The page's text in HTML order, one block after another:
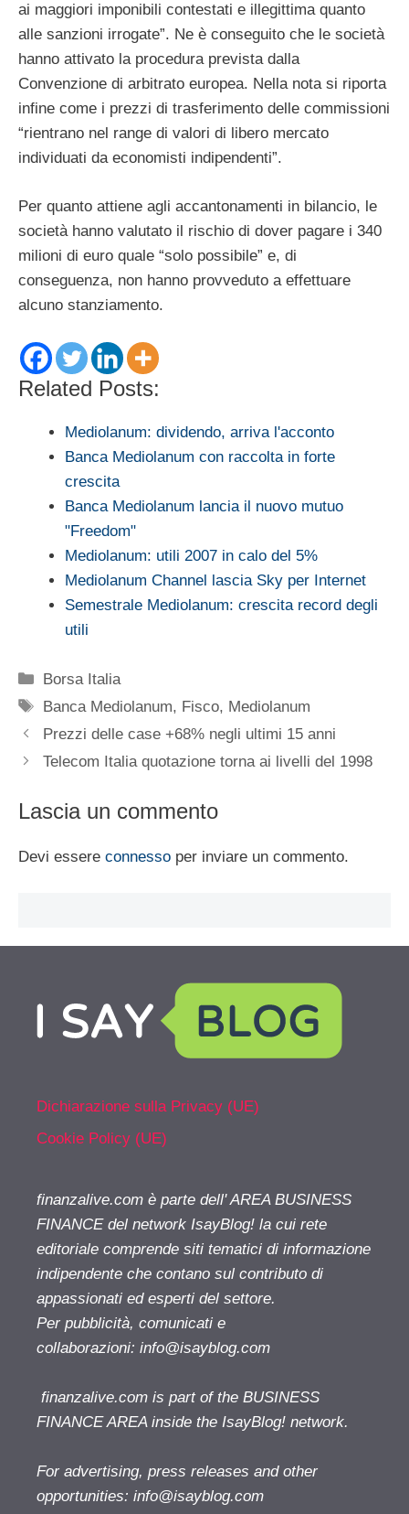
ai maggiori imponibili contestati e illegittima quanto
alle sanzioni irrogate”. Ne è conseguito che le società
hanno attivato la procedura prevista dalla
Convenzione di arbitrato europea. Nella nota si riporta
infine come i prezzi di trasferimento delle commissioni
“rientrano nel range di valori di libero mercato
individuati da economisti indipendenti”.
Per quanto attiene agli accantonamenti in bilancio, le
società hanno valutato il rischio di dover pagare i 340
milioni di euro quale “solo possibile” e, di
conseguenza, non hanno provveduto a effettuare
alcuno stanziamento.
Related Posts:
Mediolanum: dividendo, arriva l'acconto
Banca Mediolanum con raccolta in forte
crescita
Banca Mediolanum lancia il nuovo mutuo
"Freedom"
Mediolanum: utili 2007 in calo del 5%
Mediolanum Channel lascia Sky per Internet
Semestrale Mediolanum: crescita record degli
utili
Categorie
Borsa Italia
Tag
Banca Mediolanum, Fisco, Mediolanum
Prezzi delle case +68% negli ultimi 15 anni
Telecom Italia quotazione torna ai livelli del 1998
Lascia un commento
Devi essere connesso per inviare un commento.
Dichiarazione sulla Privacy (UE)
Cookie Policy (UE)
finanzalive.com è parte dell' AREA BUSINESS
FINANCE del network IsayBlog! la cui rete
editoriale comprende siti tematici di informazione
indipendente che contano sul contributo di
appassionati ed esperti del settore.
Per pubblicità, comunicati e
collaborazioni: info@isayblog.com
finanzalive.com is part of the BUSINESS
FINANCE AREA inside the IsayBlog! network.
For advertising, press releases and other
opportunities: info@isayblog.com